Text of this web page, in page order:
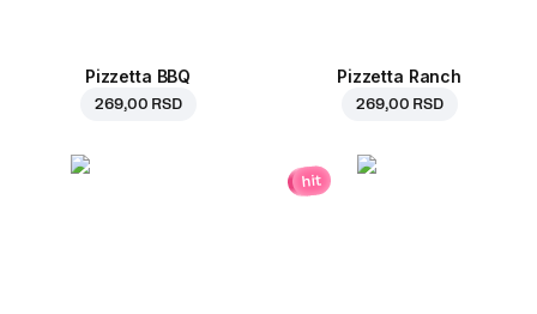
Pizzetta BBQ
269,00 RSD
Pizzetta Ranch
269,00 RSD
hit